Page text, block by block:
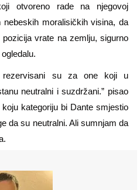
otvoreno rade na njegovoj
moralisičkih visina, da
vrate na zemlju, sigurno
rezervisani su za one koji u
neutralni i suzdržani.” pisao
kategoriju bi Dante smjestio
da su neutralni. Ali sumnjam da